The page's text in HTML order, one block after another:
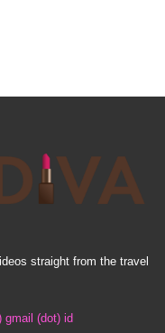
straight from the travel
gmail (dot) id